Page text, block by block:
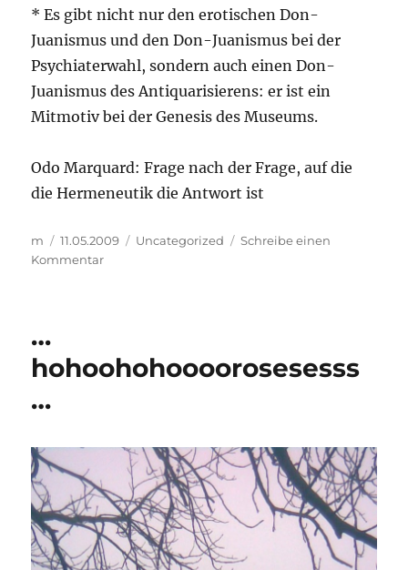
* Es gibt nicht nur den erotischen Don-
Juanismus und den Don-Juanismus bei der
Psychiaterwahl, sondern auch einen Don-
Juanismus des Antiquarisierens: er ist ein
Mitmotiv bei der Genesis des Museums.
Odo Marquard: Frage nach der Frage, auf die
die Hermeneutik die Antwort ist
Autor
m
Veröffentlicht
am
11.05.2009 Kategorien
Uncategorized
Schreibe einen
Kommentarzu
…
…
hohoohohoooorosesesss
…